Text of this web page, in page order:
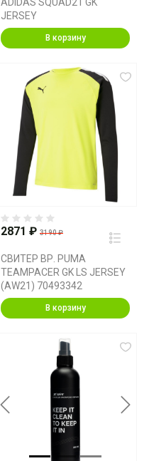
ADIDAS SQUAD21 GK
JERSEY
В корзину
2871 ₽ 3190 ₽
СВИТЕР ВР. PUMA
TEAMPACER GK LS JERSEY
(AW21) 70493342
В корзину
Previous Next